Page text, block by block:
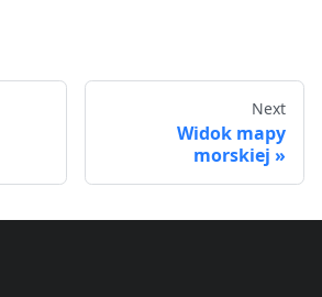
Next
Widok mapy
morskiej